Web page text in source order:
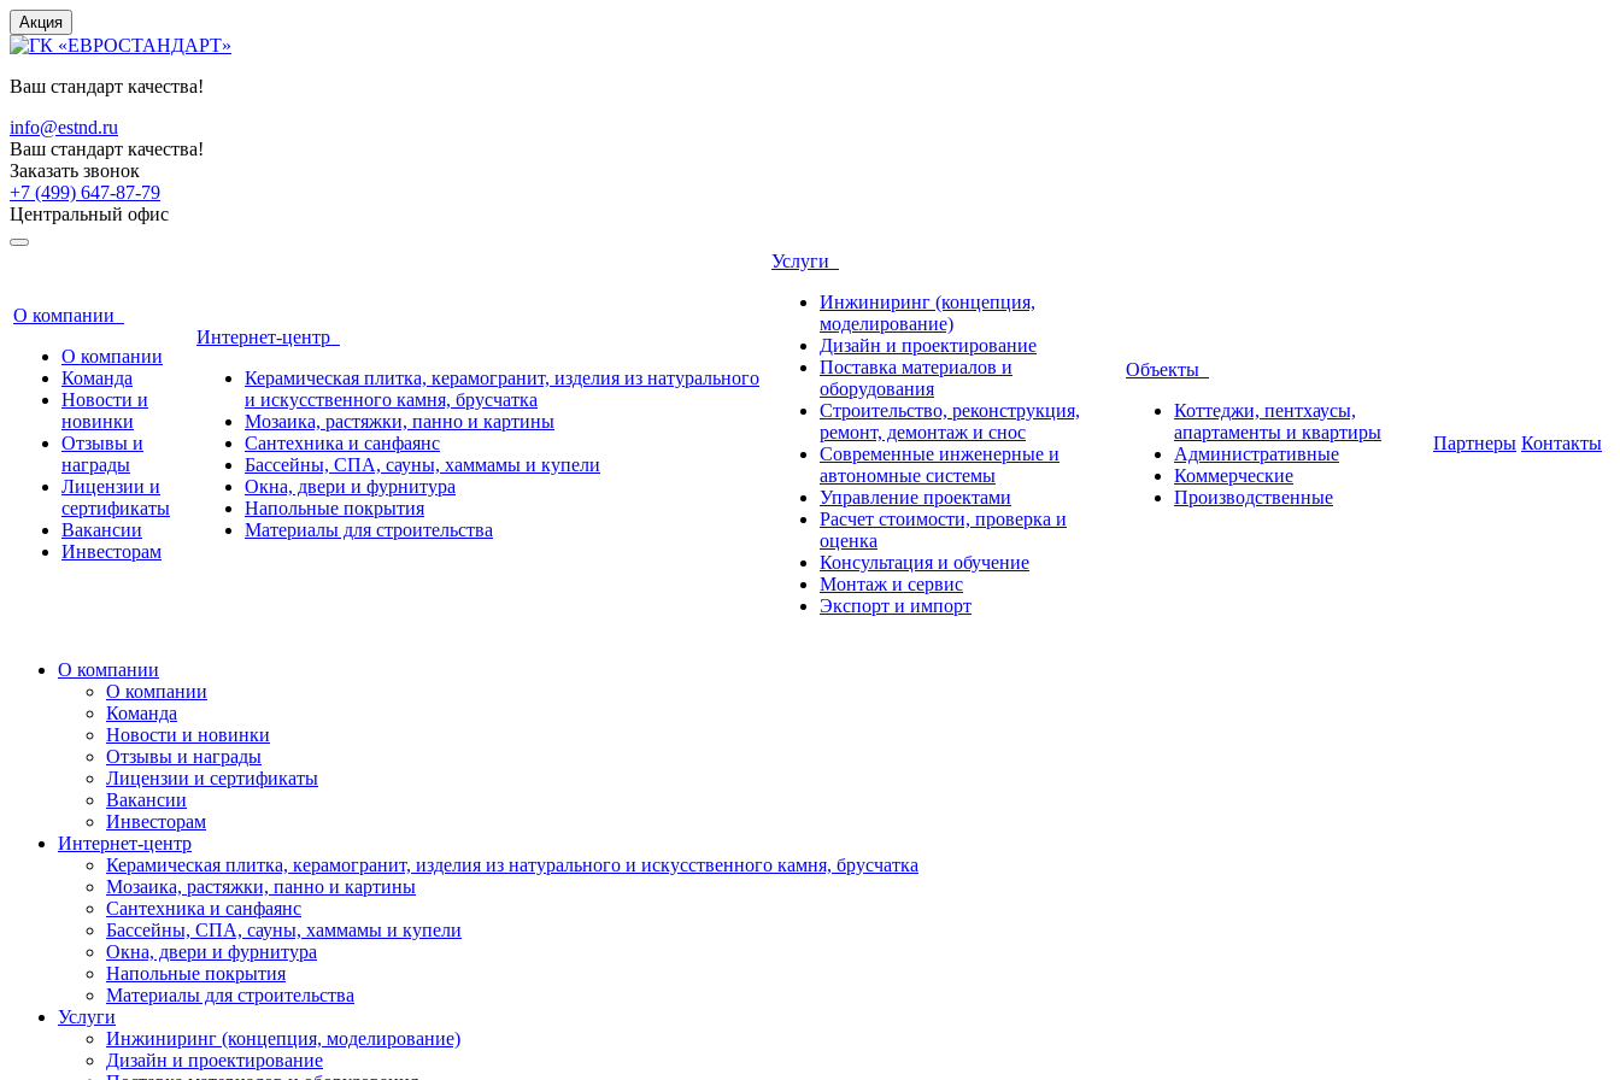
Акция
Ваш стандарт качества!
info@estnd.ru
Ваш стандарт качества!
Заказать звонок
+7 (499) 647-87-79
Центральный офис
О компании
О компании
Команда
Новости и
новинки
Отзывы и
награды
Лицензии и
сертификаты
Вакансии
Инвесторам
Интернет-центр
Керамическая плитка, керамогранит, изделия из натурального
и искусственного камня, брусчатка
Мозаика, растяжки, панно и картины
Сантехника и санфаянс
Бассейны, СПА, сауны, хаммамы и купели
Окна, двери и фурнитура
Напольные покрытия
Материалы для строительства
Услуги
Инжиниринг (концепция,
моделирование)
Дизайн и проектирование
Поставка материалов и
оборудования
Строительство, реконструкция,
ремонт, демонтаж и снос
Современные инженерные и
автономные системы
Управление проектами
Расчет стоимости, проверка и
оценка
Консультация и обучение
Монтаж и сервис
Экспорт и импорт
Объекты
Коттеджи, пентхаусы,
апартаменты и квартиры
Административные
Коммерческие
Производственные
Партнеры Контакты
О компании
О компании
Команда
Новости и новинки
Отзывы и награды
Лицензии и сертификаты
Вакансии
Инвесторам
Интернет-центр
Керамическая плитка, керамогранит, изделия из натурального и искусственного камня, брусчатка
Мозаика, растяжки, панно и картины
Сантехника и санфаянс
Бассейны, СПА, сауны, хаммамы и купели
Окна, двери и фурнитура
Напольные покрытия
Материалы для строительства
Услуги
Инжиниринг (концепция, моделирование)
Дизайн и проектирование